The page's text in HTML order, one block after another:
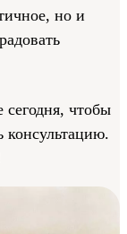
но и
сегодня, чтобы
консультацию.